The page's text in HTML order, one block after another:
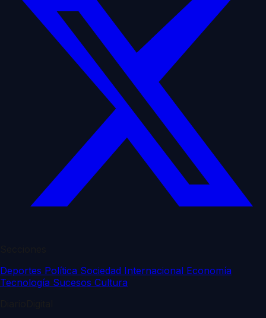
Deportes Política Sociedad Internacional Economía
Tecnología Sucesos Cultura